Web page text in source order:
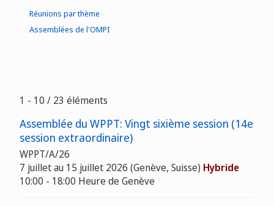
Réunions par thème
Assemblées de l'OMPI
1 - 10 / 23 éléments
Assemblée du WPPT: Vingt sixième session (14e
session extraordinaire)
WPPT/A/26
7 juillet au 15 juillet 2026 (Genève, Suisse) Hybride
10:00 - 18:00 Heure de Genève